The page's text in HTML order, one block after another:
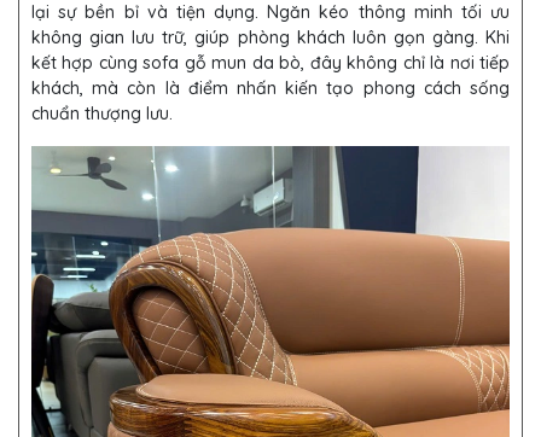
lại sự bền bỉ và tiện dụng. Ngăn kéo thông minh tối ưu
không gian lưu trữ, giúp phòng khách luôn gọn gàng. Khi
kết hợp cùng sofa gỗ mun da bò, đây không chỉ là nơi tiếp
khách, mà còn là điểm nhấn kiến tạo phong cách sống
chuẩn thượng lưu.